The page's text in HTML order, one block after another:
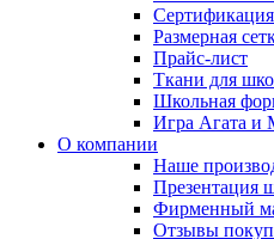
Размерная
Прайс-лист
Ткани для
Школьная
Игра Агата и
О компании
Наше
Презентация
Фирменный
Отзывы